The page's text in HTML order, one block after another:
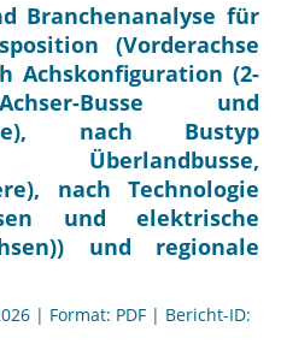
Branchenanalyse für
(Vorderachse
Achskonfiguration (2-
Busse und
nach Bustyp
Überlandbusse,
nach Technologie
und elektrische
und regionale
| Format: PDF | Bericht-ID: